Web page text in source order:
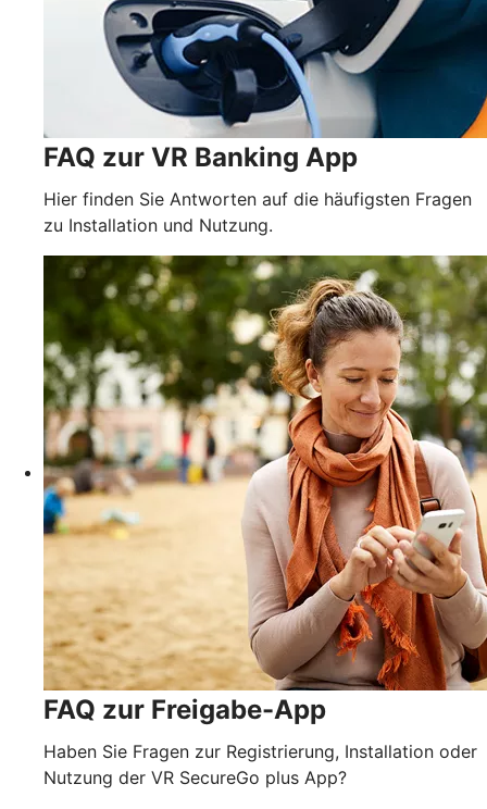
FAQ zur VR Banking App
Hier finden Sie Antworten auf die häufigsten Fragen
zu Installation und Nutzung.
FAQ zur Freigabe-App
Haben Sie Fragen zur Registrierung, Installation oder
Nutzung der VR SecureGo plus App?